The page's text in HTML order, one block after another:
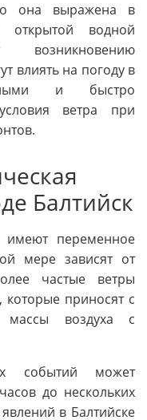
она выражена в
водной
возникновению
влиять на погоду в
и быстро
ветра при
Балтийск
переменное
мере зависят от
частые ветры
приносят с
воздуха с
событий может
до нескольких
в Балтийске